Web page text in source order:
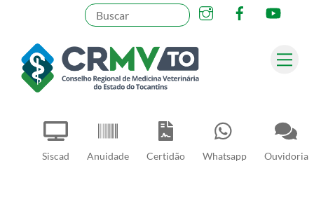
content
Siscad Anuidade Certidão Whatsapp Ouvidoria
InstagramFacebook
Pesquisar